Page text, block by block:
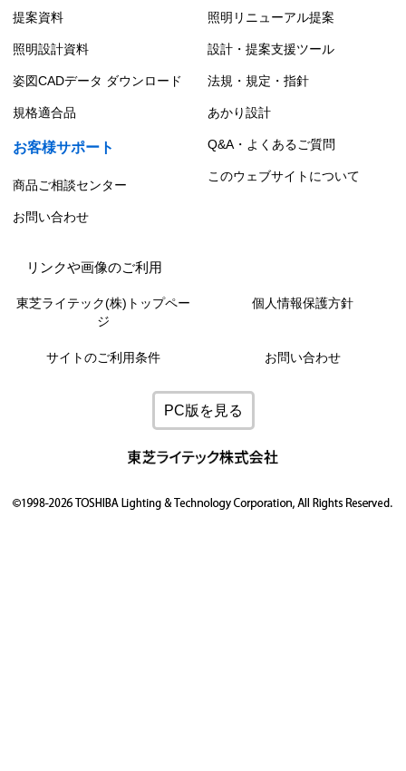
提案資料 照明リニューアル提案
照明設計資料 設計・提案支援ツール
姿図CADデータ ダウンロード 法規・規定・指針
規格適合品 あかり設計
お客様サポート Q&A・よくあるご質問
商品ご相談センター
このウェブサイトについて
お問い合わせ
リンクや画像のご利用
東芝ライテック(株)トップペー
ジ
個人情報保護方針
サイトのご利用条件 お問い合わせ
PC版を見る